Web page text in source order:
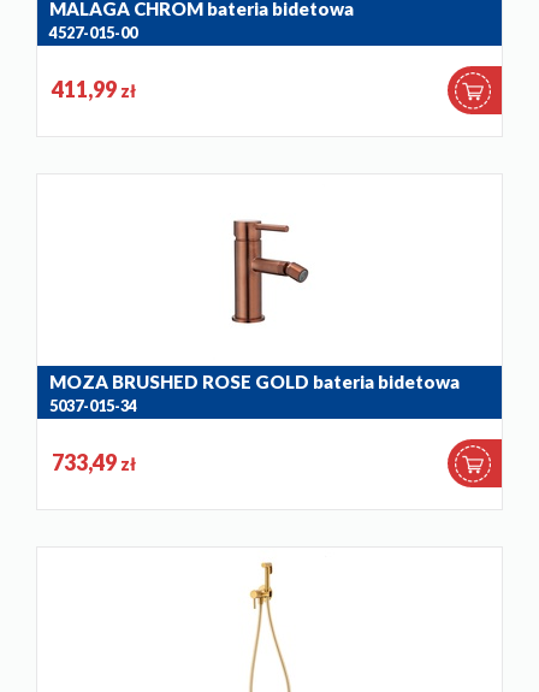
MALAGA CHROM bateria bidetowa
4527-015-00
411,99 zł
MOZA BRUSHED ROSE GOLD bateria bidetowa
5037-015-34
733,49 zł